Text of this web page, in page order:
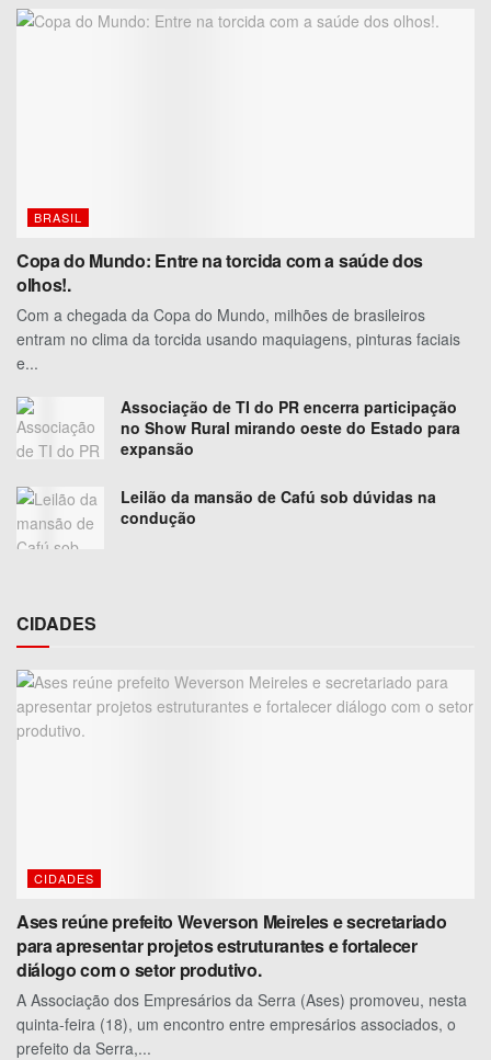
BRASIL
Copa do Mundo: Entre na torcida com a saúde dos
olhos!.
Com a chegada da Copa do Mundo, milhões de brasileiros
entram no clima da torcida usando maquiagens, pinturas faciais
e...
Associação de TI do PR encerra participação
no Show Rural mirando oeste do Estado para
expansão
Leilão da mansão de Cafú sob dúvidas na
condução
CIDADES
CIDADES
Ases reúne prefeito Weverson Meireles e secretariado
para apresentar projetos estruturantes e fortalecer
diálogo com o setor produtivo.
A Associação dos Empresários da Serra (Ases) promoveu, nesta
quinta-feira (18), um encontro entre empresários associados, o
prefeito da Serra,...